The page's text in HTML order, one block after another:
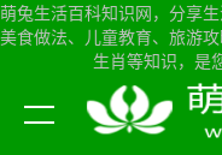
萌兔生活百科知识网，分享
美食做法、儿童教育、旅游
生肖等知识，是
当前位置： 萌兔生活百科知